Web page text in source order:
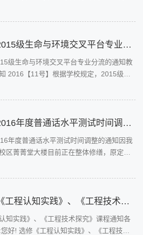
关于2015级生命与环境交叉平台专业分流的通知
级生命与环境交叉平台专业分流的通知教
2016【11号】根据学校规定，2015级生
关于2016年度普通话水平测试时间调整的通知
年度普通话水平测试时间调整的通知因我
区菁菁堂大楼目前正在整体修缮，原定于
关于《工程认知实践》、《工程技术探究》课程通知
认知实践》、《工程技术探究》课程通知各
好! 选修《工程认知实践》、《工程技术